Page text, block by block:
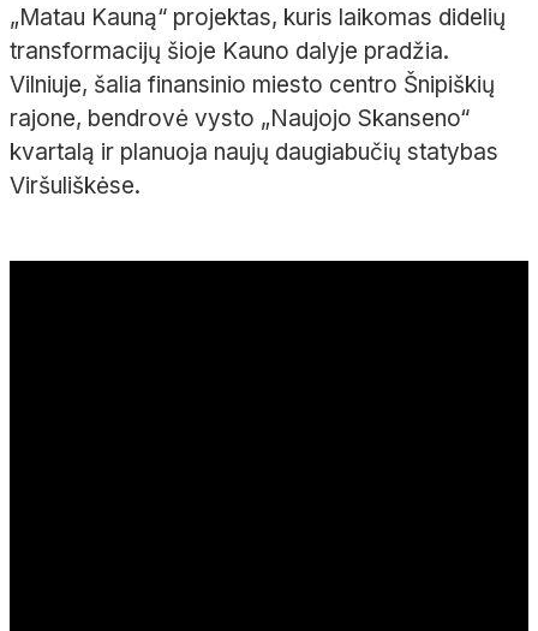
„Matau Kauną“ projektas, kuris laikomas didelių
transformacijų šioje Kauno dalyje pradžia.
Vilniuje, šalia finansinio miesto centro Šnipiškių
rajone, bendrovė vysto „Naujojo Skanseno“
kvartalą ir planuoja naujų daugiabučių statybas
Viršuliškėse.